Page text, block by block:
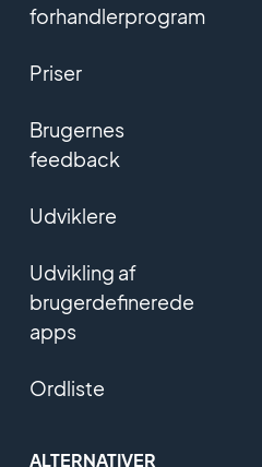
forhandlerprogram
Priser
Brugernes
feedback
Udviklere
Udvikling af
brugerdefinerede
apps
Ordliste
ALTERNATIVER